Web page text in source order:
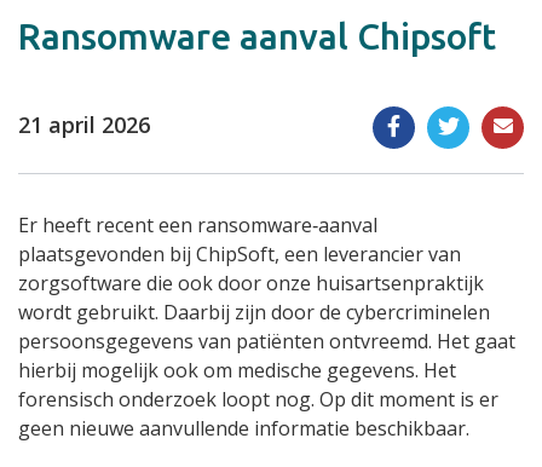
Ransomware aanval Chipsoft
21 april 2026
Er heeft recent een ransomware‑aanval
plaatsgevonden bij ChipSoft, een leverancier van
zorgsoftware die ook door onze huisartsenpraktijk
wordt gebruikt. Daarbij zijn door de cybercriminelen
persoonsgegevens van patiënten ontvreemd. Het gaat
hierbij mogelijk ook om medische gegevens. Het
forensisch onderzoek loopt nog. Op dit moment is er
geen nieuwe aanvullende informatie beschikbaar.